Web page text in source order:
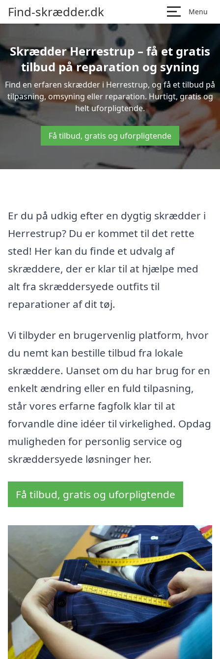
Find-skrædder.dk Menu
Skrædder Herrestrup – få et gratis
tilbud på reparation og syning
Find en erfaren skrædder i Herrestrup, og få et tilbud på
tilpasning, omsyning eller reparation. Hurtigt, gratis og
helt uforpligtende.
Få tilbud, gratis og uforpligtende
Er du på udkig efter en dygtig skrædder i
Herrestrup? Du er kommet til det rette
sted! Her kan du finde et udvalg af
skræddere, der er klar til at hjælpe med
alt fra skræddersyede outfits til
reparationer af dit tøj.
Vi tilbyder en brugervenlig platform, hvor
du nemt kan bestille tilbud fra lokale
skræddere. Uanset om du har brug for en
enkelt ændring eller en fuld tilpasning,
står vores erfarne fagfolk klar til at
forvandle dine idéer til virkelighed. Opdag
muligheden for personlig service og
skræddersyede løsninger her.
Få tilbud, gratis og uforpligtende